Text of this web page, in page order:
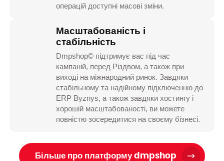
операцій доступні масові зміни.
Масштабованість і
стабільність
Dmpshop© підтримує вас під час
кампаній, перед Різдвом, а також при
виході на міжнародний ринок. Завдяки
стабільному та надійному підключенню до
ERP Byznys, а також завдяки хостингу і
хорошій масштабованості, ви можете
повністю зосередитися на своєму бізнесі.
Більше про платформу dmpshop